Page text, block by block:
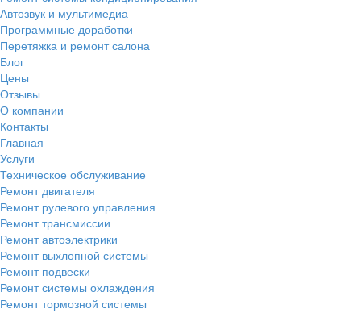
Автозвук и мультимедиа
Программные доработки
Перетяжка и ремонт салона
Блог
Цены
Отзывы
О компании
Контакты
Главная
Услуги
Техническое обслуживание
Ремонт двигателя
Ремонт рулевого управления
Ремонт трансмиссии
Ремонт автоэлектрики
Ремонт выхлопной системы
Ремонт подвески
Ремонт системы охлаждения
Ремонт тормозной системы